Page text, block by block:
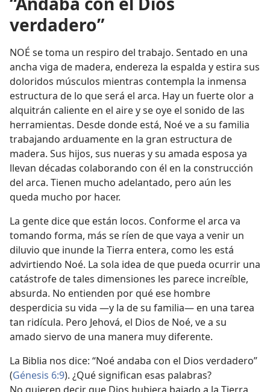
verdadero”
NOÉ se toma un respiro del trabajo. Sentado en una
ancha viga de madera, endereza la espalda y estira sus
doloridos músculos mientras contempla la inmensa
estructura de lo que será el arca. Hay un fuerte olor a
alquitrán caliente en el aire y se oye el sonido de las
herramientas. Desde donde está, Noé ve a su familia
trabajando arduamente en la gran estructura de
madera. Sus hijos, sus nueras y su amada esposa ya
llevan décadas colaborando con él en la construcción
del arca. Tienen mucho adelantado, pero aún les
queda mucho por hacer.
La gente dice que están locos. Conforme el arca va
tomando forma, más se ríen de que vaya a venir un
diluvio que inunde la Tierra entera, como les está
advirtiendo Noé. La sola idea de que pueda ocurrir una
catástrofe de tales dimensiones les parece increíble,
absurda. No entienden por qué ese hombre
desperdicia su vida —y la de su familia⁠— en una tarea
tan ridícula. Pero Jehová, el Dios de Noé, ve a su
amado siervo de una manera muy diferente.
La Biblia nos dice: “Noé andaba con el Dios verdadero”
(Génesis 6:9). ¿Qué significan esas palabras?